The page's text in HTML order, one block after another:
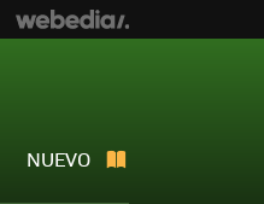
NUEVO